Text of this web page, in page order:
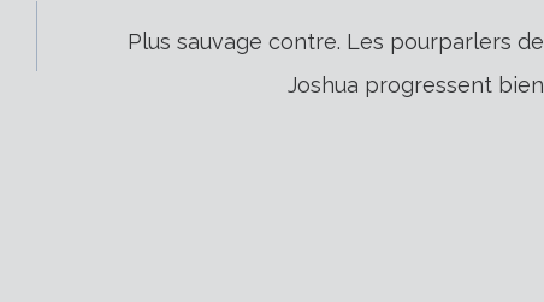
Plus sauvage contre. Les pourparlers de
Joshua progressent bien